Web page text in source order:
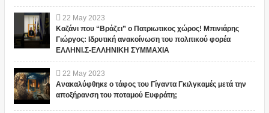
22 May 2023
Καζάνι που “Βράζει” ο Πατριωτικος χώρος! Μπινιάρης
Γιώργος: Ιδρυτική ανακοίνωση του πολιτικού φορέα
ΕΛΛΗΝΙ.Σ-ΕΛΛΗΝΙΚΗ ΣΥΜΜΑΧΙΑ
22 May 2023
Ανακαλύφθηκε ο τάφος του Γίγαντα Γκιλγκαμές μετά την
αποξήρανση του ποταμού Ευφράτη;